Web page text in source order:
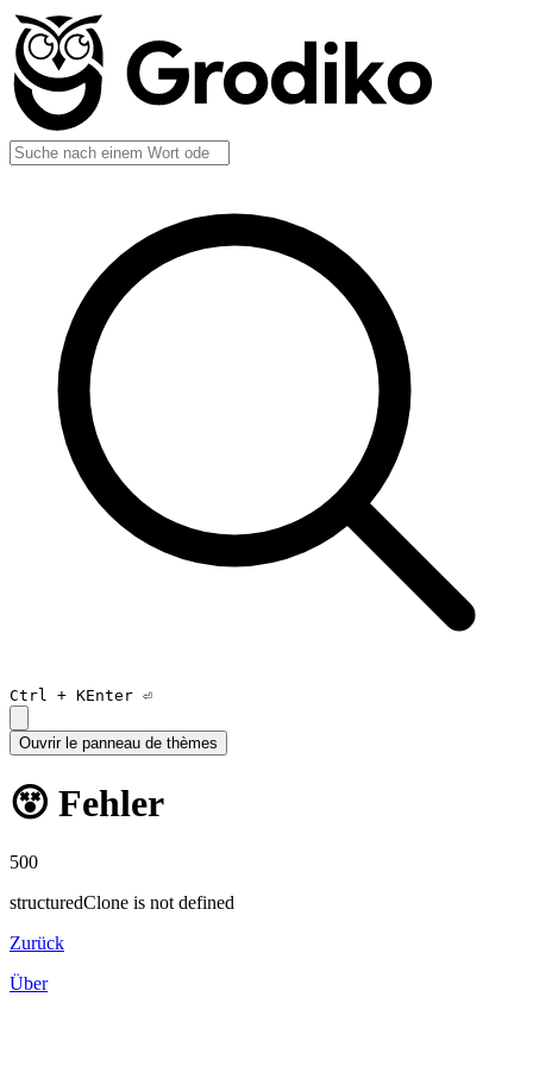
Ctrl + KEnter ⏎
Ouvrir le panneau de thèmes
😵 Fehler
500
structuredClone is not defined
Zurück
Über